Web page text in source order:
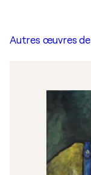
Autres œuvres de